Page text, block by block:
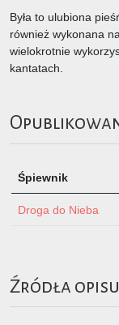
Była to ulubiona
również wykonana
wielokrotnie
kantatach.
Śpiewnik
Droga do Nieba
Źródła